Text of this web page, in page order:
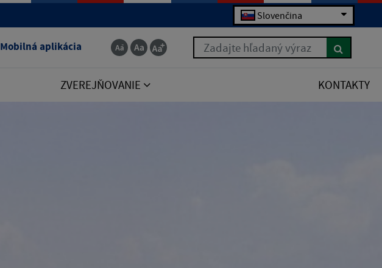
Slovenčina
Mobilná aplikácia Zadajte hľadaný výraz
ZVEREJŇOVANIE KONTAKTY